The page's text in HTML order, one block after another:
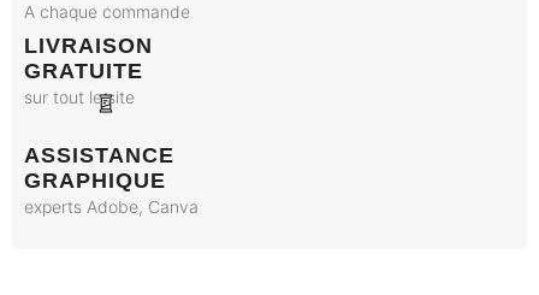
A chaque commande
LIVRAISON
GRATUITE
sur tout le site
ASSISTANCE
GRAPHIQUE
experts Adobe, Canva